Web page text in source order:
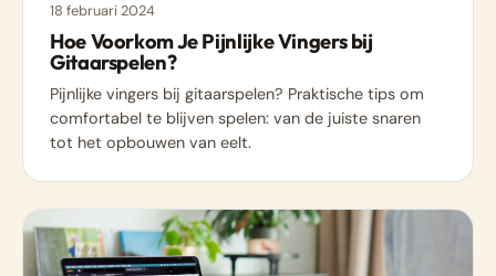
18 februari 2024
Hoe Voorkom Je Pijnlijke Vingers bij
Gitaarspelen?
Pijnlijke vingers bij gitaarspelen? Praktische tips om
comfortabel te blijven spelen: van de juiste snaren
tot het opbouwen van eelt.